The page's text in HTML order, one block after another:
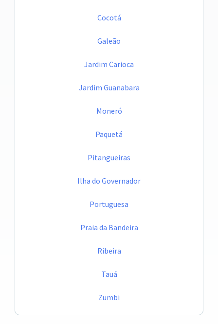
Cocotá
Galeão
Jardim Carioca
Jardim Guanabara
Moneró
Paquetá
Pitangueiras
Ilha do Governador
Portuguesa
Praia da Bandeira
Ribeira
Tauá
Zumbi